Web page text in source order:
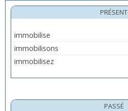
PRÉSENT
immobilise
immobilisons
immobilisez
PASSÉ